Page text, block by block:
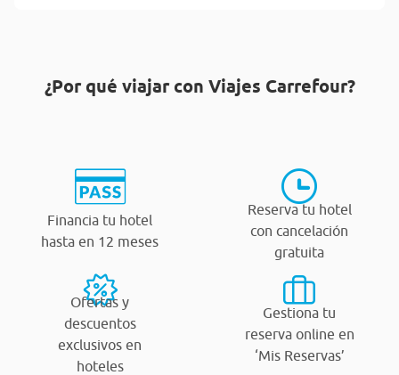
¿Por qué viajar con Viajes Carrefour?
Financia tu hotel
hasta en 12 meses
Reserva tu hotel
con cancelación
gratuita
Ofertas y
descuentos
exclusivos en
hoteles
Gestiona tu
reserva online en
‘Mis Reservas’